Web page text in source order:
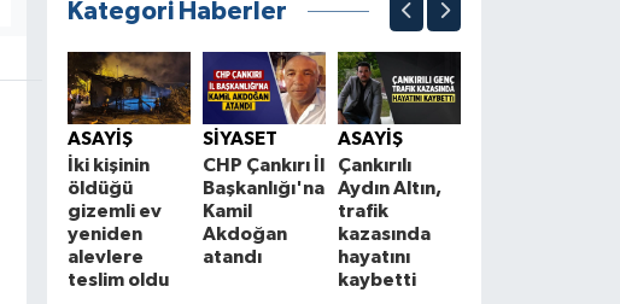
Kategori Haberler
ASAYİŞ
İki kişinin
öldüğü
gizemli ev
yeniden
alevlere
teslim oldu
SİYASET
CHP Çankırı İl
Başkanlığı'na
Kamil
Akdoğan
atandı
ASAYİŞ
Çankırılı
Aydın Altın,
trafik
kazasında
hayatını
kaybetti